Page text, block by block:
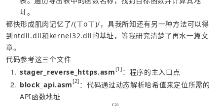
址。
都快形成肌肉记忆了/(ㄒoㄒ)/，具我所知还有另一种方法可以得
到ntdll.dll和kernel32.dll的基址，等我研究清楚了再水一篇文
章。
代码参考这三个文件
1 stager_reverse_https.asm[1] ：程序的主入口点
2 block_api.asm[2] ：代码通过动态解析哈希值来定位所需的
API函数地址